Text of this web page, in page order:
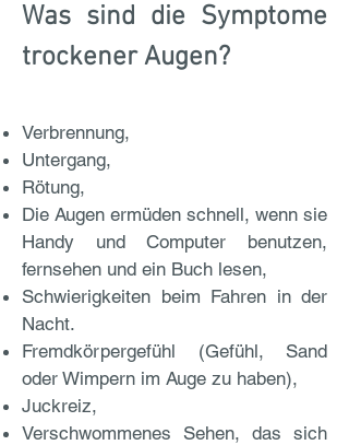
Was sind die Symptome
trockener Augen?
Verbrennung,
Untergang,
Rötung,
Die Augen ermüden schnell, wenn sie
Handy und Computer benutzen,
fernsehen und ein Buch lesen,
Schwierigkeiten beim Fahren in der
Nacht.
Fremdkörpergefühl (Gefühl, Sand
oder Wimpern im Auge zu haben),
Juckreiz,
Verschwommenes Sehen, das sich